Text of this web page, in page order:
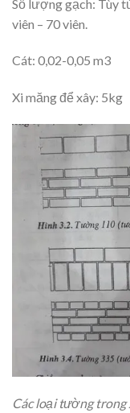
Số lượng gạch: Tùy
viên – 70 viên.
Cát: 0,02-0,05 m3
Xi măng để xây: 5kg
Các loại tường trong